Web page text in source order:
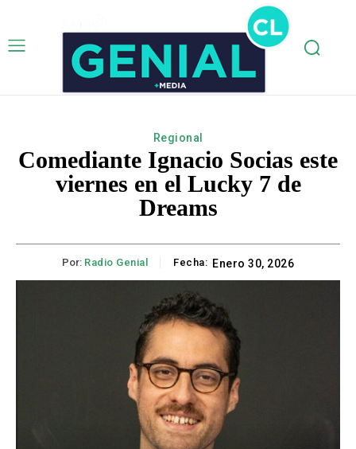
Regional
Comediante Ignacio Socias este
viernes en el Lucky 7 de
Dreams
Por: Radio Genial Fecha: Enero 30, 2026